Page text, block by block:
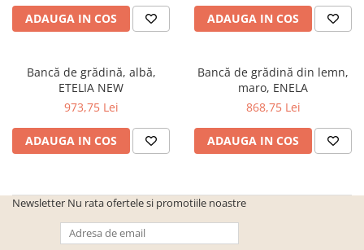
Dulapuri birou/bibliorafturi
Mese birou
Scaune Birou
Scaune conferinta-vizitator
Seturi mobilier birou complet
Canapele copii
ADAUGA IN COS ADAUGA IN COS
Bancă de grădină, albă,
ETELIA NEW
973,75 Lei
ADAUGA IN COS
Bancă de grădină din lemn,
maro, ENELA
868,75 Lei
ADAUGA IN COS
Newsletter Nu rata ofertele si promotiile noastre